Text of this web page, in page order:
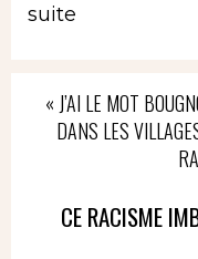
suite
« J’AI LE MOT
DANS LES
CE RACISME